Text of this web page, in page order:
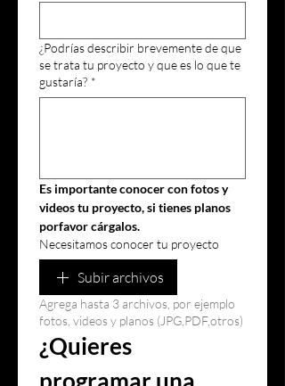
¿Podrías describir brevemente de que
se trata tu proyecto y que es lo que te
gustaría? *
Es importante conocer con fotos y
videos tu proyecto, si tienes planos
porfavor cárgalos.
Necesitamos conocer tu proyecto
Subir archivos
Agrega hasta 3 archivos, por ejemplo
fotos, videos y planos (JPG,PDF,otros)
¿Quieres